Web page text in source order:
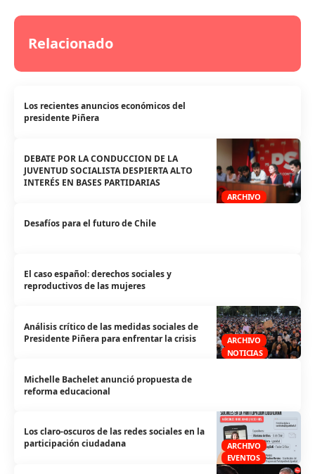
Relacionado
Los recientes anuncios económicos del
presidente Piñera
ARCHIVO
DEBATE POR LA CONDUCCION DE LA
JUVENTUD SOCIALISTA DESPIERTA ALTO
INTERÉS EN BASES PARTIDARIAS
Desafíos para el futuro de Chile
El caso español: derechos sociales y
reproductivos de las mujeres
ARCHIVO
NOTICIAS
Análisis crítico de las medidas sociales de
Presidente Piñera para enfrentar la crisis
Michelle Bachelet anunció propuesta de
reforma educacional
ARCHIVO
EVENTOS
Los claro-oscuros de las redes sociales en la
participación ciudadana